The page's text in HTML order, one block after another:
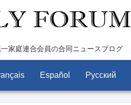
家庭連合会員の合同ニュースブログ
Español Pусский